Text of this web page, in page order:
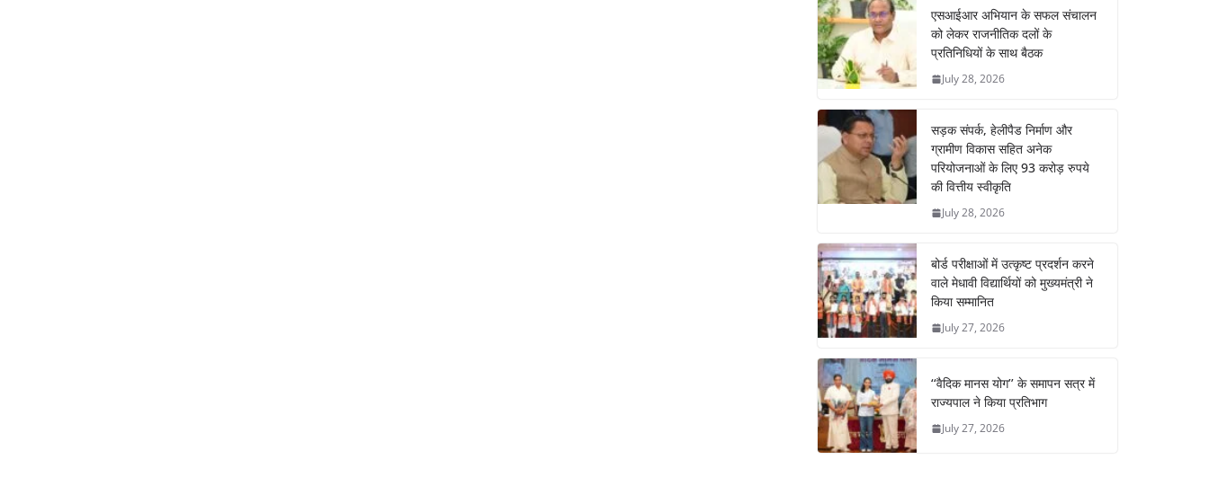
एसआईआर अभियान के सफल संचालन
को लेकर राजनीतिक दलों के
प्रतिनिधियों के साथ बैठक
July 28, 2026
सड़क संपर्क, हेलीपैड निर्माण और
ग्रामीण विकास सहित अनेक
परियोजनाओं के लिए 93 करोड़ रुपये
की वित्तीय स्वीकृति
July 28, 2026
बोर्ड परीक्षाओं में उत्कृष्ट प्रदर्शन करने
वाले मेधावी विद्यार्थियों को मुख्यमंत्री ने
किया सम्मानित
July 27, 2026
‘‘वैदिक मानस योग’’ के समापन सत्र में
राज्यपाल ने किया प्रतिभाग
July 27, 2026